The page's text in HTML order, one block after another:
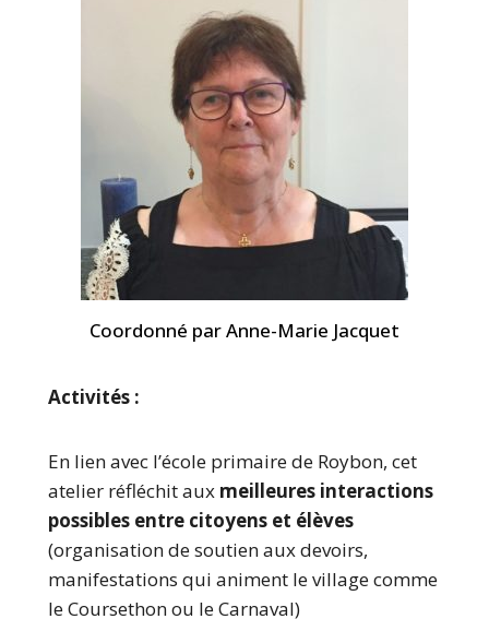
Coordonné par Anne-Marie Jacquet
Activités :
En lien avec l’école primaire de Roybon, cet
atelier réfléchit aux meilleures interactions
possibles entre citoyens et élèves
(organisation de soutien aux devoirs,
manifestations qui animent le village comme
le Coursethon ou le Carnaval)